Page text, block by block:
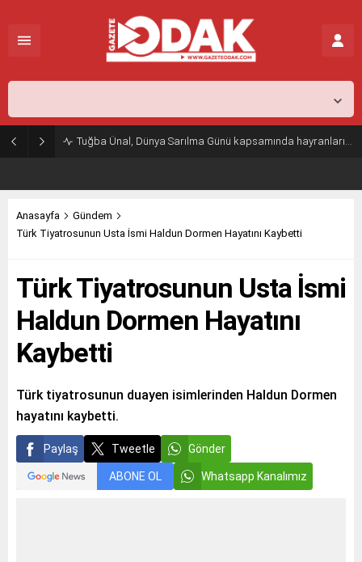
Tuğba Ünal, Dünya Sarılma Günü kapsamında hayranlarıyla buluştu
Anasayfa
Gündem
Türk Tiyatrosunun Usta İsmi Haldun Dormen Hayatını Kaybetti
Türk Tiyatrosunun Usta İsmi
Haldun Dormen Hayatını
Kaybetti
Türk tiyatrosunun duayen isimlerinden Haldun Dormen
hayatını kaybetti.
Paylaş Tweetle Gönder
ABONE OL Whatsapp Kanalımız